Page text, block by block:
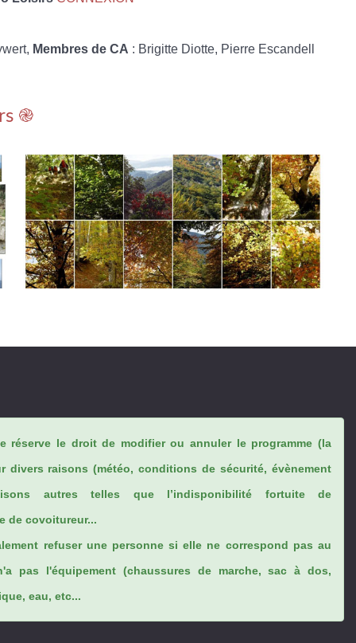
Membres de CA : Brigitte Diotte, Pierre Escandell
֎
réserve le droit de modifier ou annuler le programme (la
divers raisons (météo, conditions de sécurité, évènement
autres telles que l’indisponibilité fortuite de
de covoitureur...
refuser une personne si elle ne correspond pas au
pas l'équipement (chaussures de marche, sac à dos,
eau, etc...